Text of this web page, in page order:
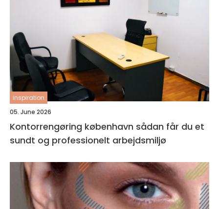
inspiration
05. June 2026
Kontorrengøring københavn sådan får du et
sundt og professionelt arbejdsmiljø